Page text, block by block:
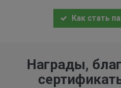
Как стать
Награды,